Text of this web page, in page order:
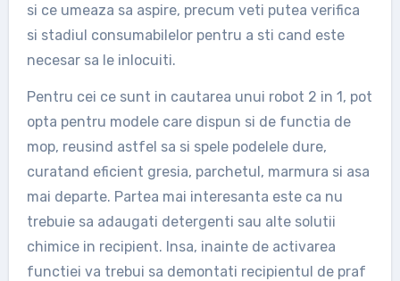
si ce umeaza sa aspire, precum veti putea verifica
si stadiul consumabilelor pentru a sti cand este
necesar sa le inlocuiti.
Pentru cei ce sunt in cautarea unui robot 2 in 1, pot
opta pentru modele care dispun si de functia de
mop, reusind astfel sa si spele podelele dure,
curatand eficient gresia, parchetul, marmura si asa
mai departe. Partea mai interesanta este ca nu
trebuie sa adaugati detergenti sau alte solutii
chimice in recipient. Insa, inainte de activarea
functiei va trebui sa demontati recipientul de praf